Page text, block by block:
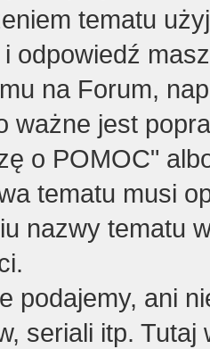
tematu
i odpowiedź
na Forum,
ważne jest
o POMOC"
tematu musi
nazwy tematu
podajemy, ani
seriali itp. Tutaj